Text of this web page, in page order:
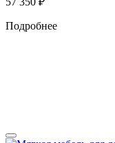
Подробнее